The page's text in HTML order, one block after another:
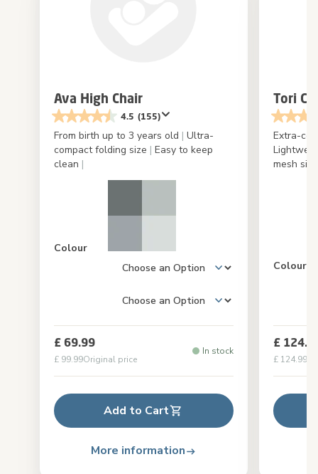
Ava High Chair
4.5 (155)
From birth up to 3 years old | Ultra-
compact folding size | Easy to keep
clean |
Colour
£ 69.99
£ 99.99Original price
In stock
Add to Cart
More information
Tori
Extra-
mesh
Colour
£
£ 124.99